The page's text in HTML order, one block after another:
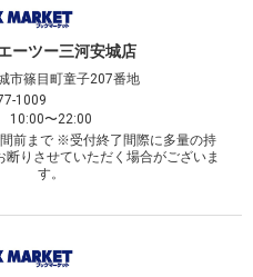
ーツー三河安城店
市篠目町童子207番地
1009
10:00〜22:00
前まで ※受付終了間際に多量の持
断りさせていただく場合がございま
す。